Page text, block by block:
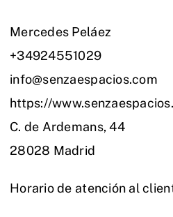
Mercedes Peláez
+34924551029
info@senzaespacios.com
https://
C. de Ardemans, 44
28028 Madrid
Horario de atención al